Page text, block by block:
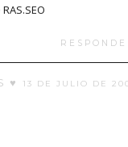
♥
13 DE JULIO DE